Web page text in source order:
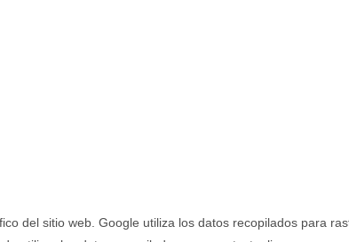
del sitio web. Google utiliza los datos recopilados para